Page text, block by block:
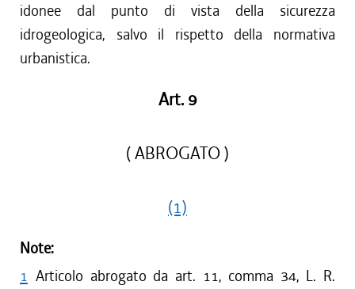
idonee dal punto di vista della sicurezza
idrogeologica, salvo il rispetto della normativa
urbanistica.
Art. 9
( ABROGATO )
(1)
Note:
1 Articolo abrogato da art. 11, comma 34, L. R.